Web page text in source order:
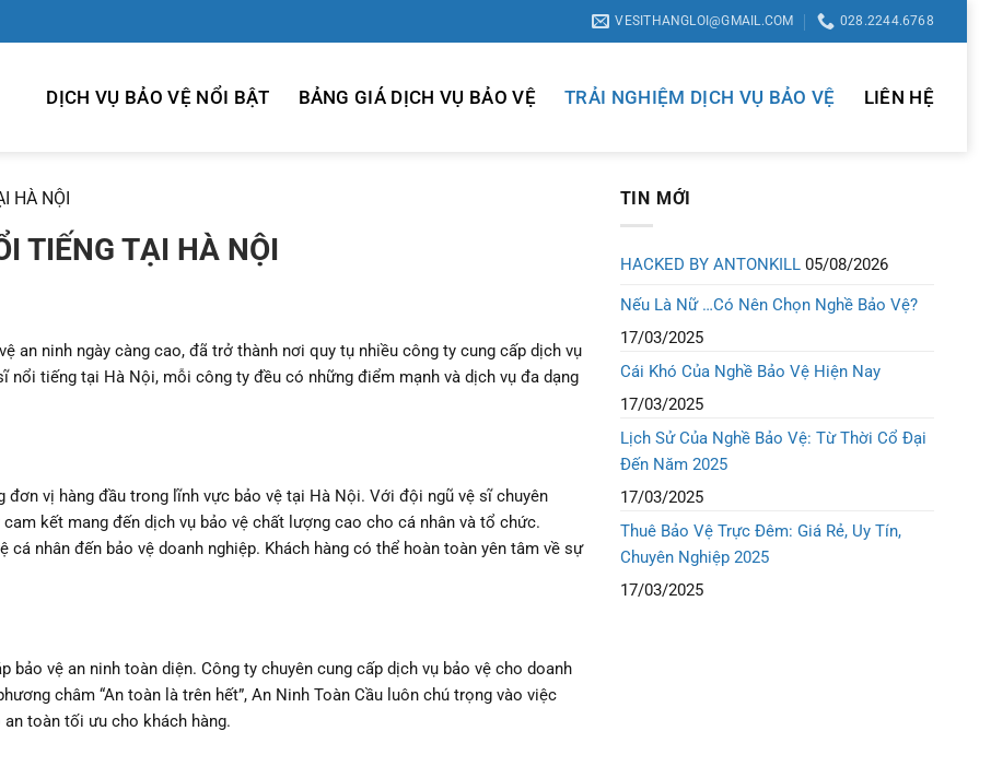
VESITHANGLOI@GMAIL.COM 028.2244.6768
DỊCH VỤ BẢO VỆ NỔI BẬT BẢNG GIÁ DỊCH VỤ BẢO VỆ TRẢI NGHIỆM DỊCH VỤ BẢO VỆ LIÊN HỆ
HÀ NỘI
TIẾNG TẠI HÀ NỘI
an ninh ngày càng cao, đã trở thành nơi quy tụ nhiều công ty cung cấp dịch vụ
nổi tiếng tại Hà Nội, mỗi công ty đều có những điểm mạnh và dịch vụ đa dạng
vị hàng đầu trong lĩnh vực bảo vệ tại Hà Nội. Với đội ngũ vệ sĩ chuyên
kết mang đến dịch vụ bảo vệ chất lượng cao cho cá nhân và tổ chức.
nhân đến bảo vệ doanh nghiệp. Khách hàng có thể hoàn toàn yên tâm về sự
bảo vệ an ninh toàn diện. Công ty chuyên cung cấp dịch vụ bảo vệ cho doanh
châm “An toàn là trên hết”, An Ninh Toàn Cầu luôn chú trọng vào việc
toàn tối ưu cho khách hàng.
TIN MỚI
HACKED BY ANTONKILL 05/08/2026
Nếu Là Nữ …Có Nên Chọn Nghề Bảo Vệ?
17/03/2025
Cái Khó Của Nghề Bảo Vệ Hiện Nay
17/03/2025
Lịch Sử Của Nghề Bảo Vệ: Từ Thời Cổ Đại
Đến Năm 2025
17/03/2025
Thuê Bảo Vệ Trực Đêm: Giá Rẻ, Uy Tín,
Chuyên Nghiệp 2025
17/03/2025